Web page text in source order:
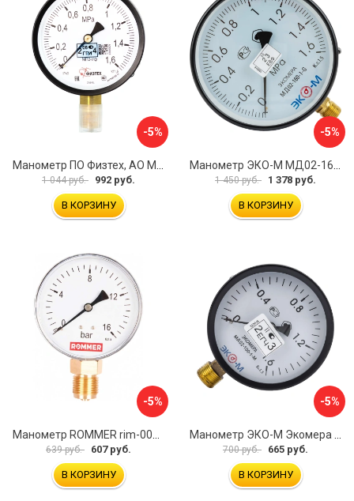
-5%
Манометр ПО Физтех, АО МП3-Уф 4687205178350
1 044 руб. 992 руб.
В КОРЗИНУ
-5%
Манометр ЭКО-М МД02-160-G-1,6МПа
1 450 руб. 1 378 руб.
В КОРЗИНУ
-5%
639 руб. 607 руб.
В КОРЗИНУ
-5%
700 руб. 665 руб.
В КОРЗИНУ